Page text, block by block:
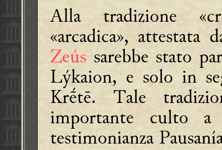
Alla tradizione
«arcadica», attestata
Zeússarebbe stato
Lýkaion, e solo in
Krḗtē. Tale
importante culto
testimonianza